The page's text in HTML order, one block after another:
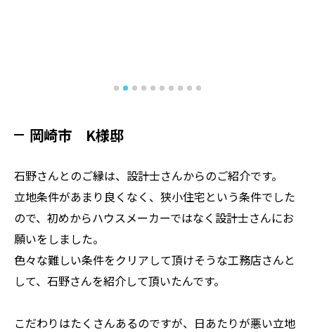
岡崎市 K様邸
石野さんとのご縁は、設計士さんからのご紹介です。
立地条件があまり良くなく、狭小住宅という条件でした
ので、初めからハウスメーカーではなく設計士さんにお
願いをしました。
色々な難しい条件をクリアして頂けそうな工務店さんと
して、石野さんを紹介して頂いたんです。
こだわりはたくさんあるのですが、日あたりが悪い立地